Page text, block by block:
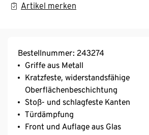
Artikel merken
Bestellnummer: 243274
Griffe aus Metall
Kratzfeste, widerstandsfähige
Oberflächenbeschichtung
Stoß- und schlagfeste Kanten
Türdämpfung
Front und Auflage aus Glas